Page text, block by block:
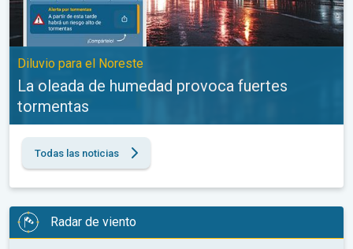
Diluvio para el Noreste
La oleada de humedad provoca fuertes
tormentas
Todas las noticias
Radar de viento